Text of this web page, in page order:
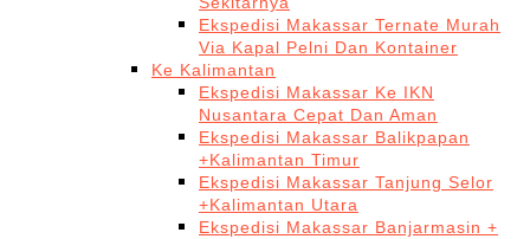
Ekspedisi Makassar Ternate Murah
Via Kapal Pelni Dan Kontainer
Ke Kalimantan
Ekspedisi Makassar Ke IKN
Nusantara Cepat Dan Aman
Ekspedisi Makassar Balikpapan
+Kalimantan Timur
Ekspedisi Makassar Tanjung Selor
+Kalimantan Utara
Ekspedisi Makassar Banjarmasin +